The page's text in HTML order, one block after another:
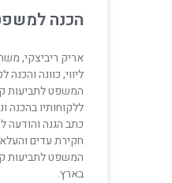
הכנה
אריק ריביצקי,
ליווי, כוונה
המשפט לתביעות
ללקוחותיו בהכנה
כתב הגנה והודעה
חקירת עדים
המשפט לתביעות
בארץ.